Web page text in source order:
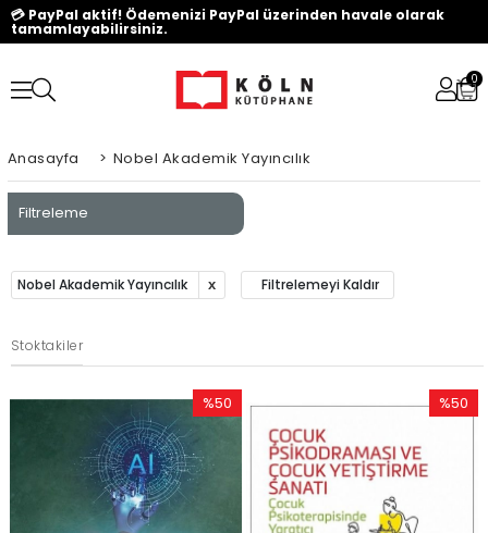
💳 PayPal aktif! Ödemenizi PayPal üzerinden havale olarak
tamamlayabilirsiniz.
0
Anasayfa > Nobel Akademik Yayıncılık
Filtreleme
Nobel Akademik Yayıncılık Filtrelemeyi Kaldır
Stoktakiler
%50
%50İndirim
%50